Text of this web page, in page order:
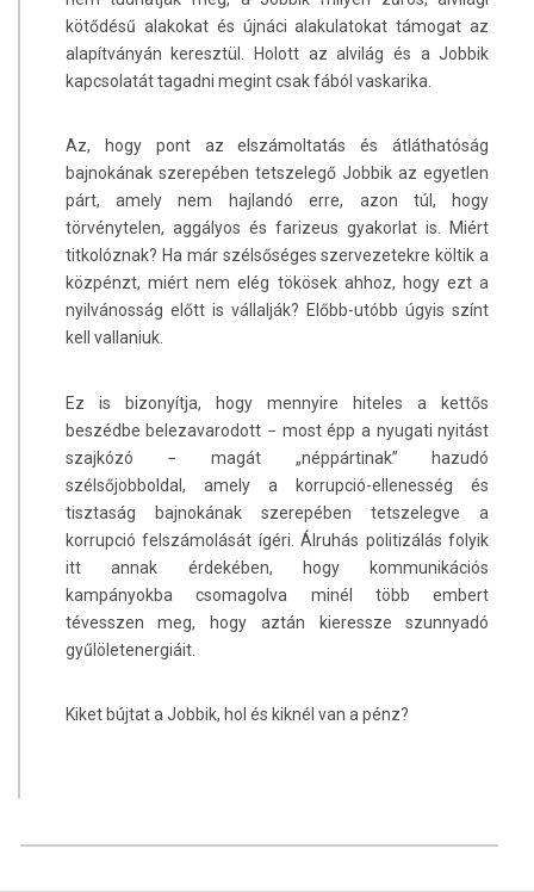
kötődésű alakokat és újnáci alakulatokat támogat az
alapítványán keresztül. Holott az alvilág és a Jobbik
kapcsolatát tagadni megint csak fából vaskarika.
Az, hogy pont az elszámoltatás és átláthatóság
bajnokának szerepében tetszelegő Jobbik az egyetlen
párt, amely nem hajlandó erre, azon túl, hogy
törvénytelen, aggályos és farizeus gyakorlat is. Miért
titkolóznak? Ha már szélsőséges szervezetekre költik a
közpénzt, miért nem elég tökösek ahhoz, hogy ezt a
nyilvánosság előtt is vállalják? Előbb-utóbb úgyis színt
kell vallaniuk.
Ez is bizonyítja, hogy mennyire hiteles a kettős
beszédbe belezavarodott − most épp a nyugati nyitást
szajkózó − magát „néppártinak” hazudó
szélsőjobboldal, amely a korrupció-ellenesség és
tisztaság bajnokának szerepében tetszelegve a
korrupció felszámolását ígéri. Álruhás politizálás folyik
itt annak érdekében, hogy kommunikációs
kampányokba csomagolva minél több embert
tévesszen meg, hogy aztán kieressze szunnyadó
gyűlöletenergiáit.
Kiket bújtat a Jobbik, hol és kiknél van a pénz?